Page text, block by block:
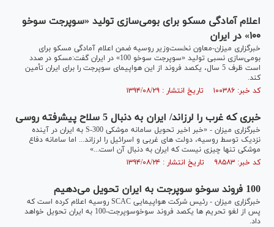
اعلام آمادگی مسکو برای بومی‌سازی تولید «سوپرجت‌ سوخو
۱۰۰» در ایران
خبرگزاری میزان-معاون نخست‌وزیر روسیه ضمن اعلام آمادگی مسکو برای
بومی‌سازی نسبی تولید «سوپرجت سوخو 100» در ایران گفت:مسکو در صدد
است ظرف 5 سال، یکصد فروند از این هواپیمای سوپرجت را برای ایران تأمین
کند.
کد خبر: ۱۰۰۳۸۶ تاریخ انتشار : ۱۳۹۴/۰۸/۲۹
خبری که غرب را لرزاند/ ایران به دنبال 5 سلاح پیشرفته روسی
خبرگزاری میزان - «خبر اخیر تحویل سامانه موشکی S-300 به ایران در آینده
نزدیک توسط روسیه، دولت های غربی و اسرائیل را لرزاند... اما سامانه دفاع
موشکی تنها چیزی نیست که ایران به دنبال آن است...»
کد خبر: ۹۸۵۸۳ تاریخ انتشار : ۱۳۹۴/۰۸/۲۴
100 فروند سوخو سوپرجت به ایران تحویل می‌دهیم
خبرگزاری میزان - رئیس شرکت هواپیمایی SCAC روسیه اعلام کرده است که
پس از لغو تحریم ها یکصد فروند سوخوسوپرجت-100 به ایران تحویل خواهد
داد.